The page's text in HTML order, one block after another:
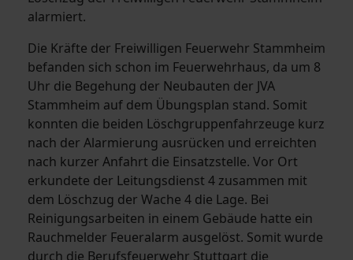
alarmiert.
Die Kräfte der Freiwilligen Feuerwehr Stammheim
befanden sich schon im Feuerwehrhaus, da um 8
Uhr die Begehung der Neubauten der JVA
Stammheim auf dem Übungsplan stand. Somit
konnten die beiden Löschgruppenfahrzeuge kurz
nach der Alarmierung ausrücken und erreichten
nach kurzer Anfahrt die Einsatzstelle. Vor Ort
erkundete der Leitungsdienst 4 zusammen mit
dem Löschzug der Wache 4 die Lage. Bei
Reinigungsarbeiten in einem Gebäude hatte ein
Rauchmelder Feueralarm ausgelöst. Somit wurde
durch die Berufsfeuerwehr Stuttgart die